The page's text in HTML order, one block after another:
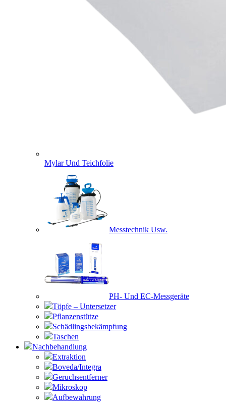
Mylar Und Teichfolie
Messtechnik Usw.
PH- Und EC-Messgeräte
Töpfe – Untersetzer
Pflanzenstütze
Schädlingsbekämpfung
Taschen
Nachbehandlung
Extraktion
Boveda/Integra
Geruchsentferner
Mikroskop
Aufbewahrung